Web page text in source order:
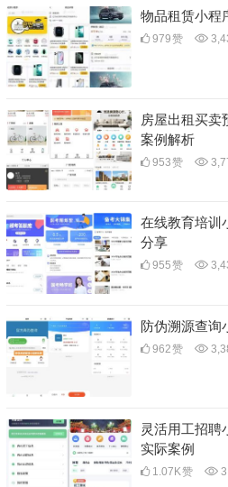
物品租赁小程
979赞
房屋出租买卖
案例解析
953赞
在线教育培训
分享
955赞
防伪溯源查询
962赞
灵活用工招聘
实际案例
1.07K赞